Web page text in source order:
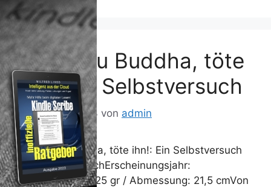
Triffst du Buddha, töte
ihn!: Ein Selbstversuch
22. August 2013 von admin
Triffst du Buddha, töte ihn!: Ein Selbstversuch
Ein SelbstversuchErscheinungsjahr:
2010Gewicht: 425 gr / Abmessung: 21,5 cmVon